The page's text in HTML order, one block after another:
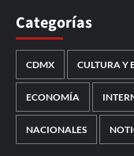
Categorías
CDMX CULTURA Y
ECONOMÍA
NACIONALES